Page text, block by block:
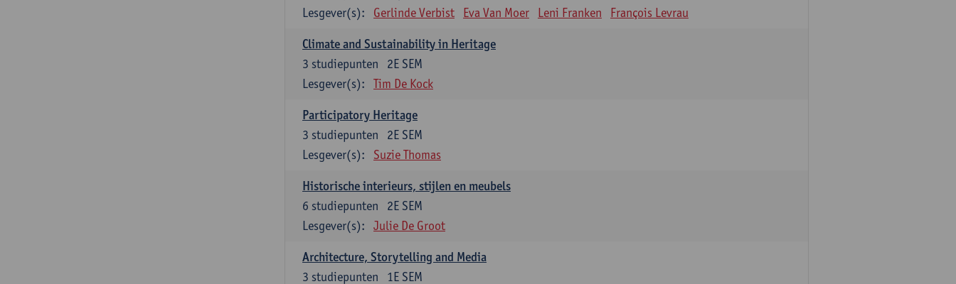
Lesgever(s):
Gerlinde Verbist Eva Van Moer Leni Franken François Levrau
Climate and Sustainability in Heritage
2E SEM
3 studiepunten
Lesgever(s):
Tim De Kock
Participatory Heritage
2E SEM
3 studiepunten
Lesgever(s):
Suzie Thomas
Historische interieurs, stijlen en meubels
2E SEM
6 studiepunten
Lesgever(s):
Julie De Groot
Architecture, Storytelling and Media
1E SEM
3 studiepunten